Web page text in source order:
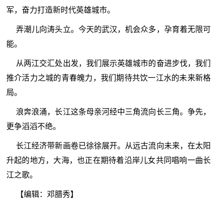
军，奋力打造新时代英雄城市。
弄潮儿向涛头立。今天的武汉，机会众多，孕育着无限可
能。
从两江交汇处出发，我们展示英雄城市的奋进步伐，我们
推介活力之城的青春魄力，我们期待共饮一江水的未来新格
局。
浪奔浪涌，长江这条母亲河经中三角流向长三角。争先，
更争滔滔不绝。
长江经济带新画卷已徐徐展开。从远古流向未来，在太阳
升起的地方，大海，也正在期待着沿岸儿女共同唱响一曲长
江之歌。
【编辑：邓腊秀】